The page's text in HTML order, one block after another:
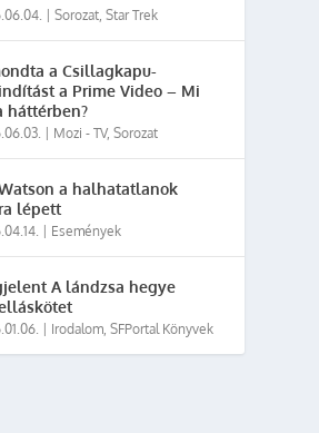
|Sorozat,Star Trek
a Csillagkapu-
a Prime Video – Mi
háttérben?
Mozi - TV,Sorozat
a halhatatlanok
lépett
Események
A lándzsa hegye
Irodalom,SFPortal Könyvek